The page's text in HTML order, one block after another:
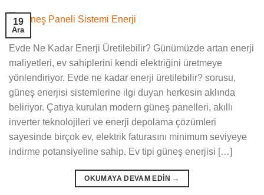
19
Ara
Evde Ne Kadar Enerji Üretilebilir? Günümüzde artan enerji
maliyetleri, ev sahiplerini kendi elektriğini üretmeye
yönlendiriyor. Evde ne kadar enerji üretilebilir? sorusu,
güneş enerjisi sistemlerine ilgi duyan herkesin aklında
beliriyor. Çatıya kurulan modern güneş panelleri, akıllı
inverter teknolojileri ve enerji depolama çözümleri
sayesinde birçok ev, elektrik faturasını minimum seviyeye
indirme potansiyeline sahip. Ev tipi güneş enerjisi […]
OKUMAYA DEVAM EDIN →